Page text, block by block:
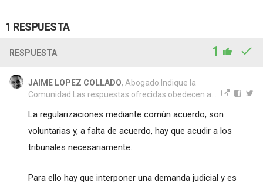
1 RESPUESTA
RESPUESTA 1
JAIME LOPEZ COLLADO, Abogado.Indique la
Comunidad.Las respuestas ofrecidas obedecen a...
La regularizaciones mediante común acuerdo, son
voluntarias y, a falta de acuerdo, hay que acudir a los
tribunales necesariamente.
Para ello hay que interponer una demanda judicial y es